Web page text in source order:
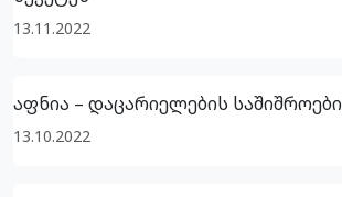
13.11.2022
აფნია – დაცარიელების
13.10.2022